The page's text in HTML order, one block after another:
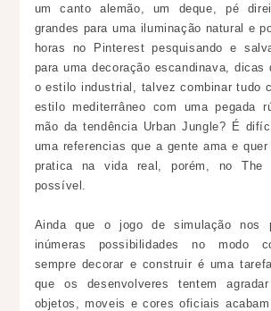
um canto alemão, um deque, pé
grandes para uma iluminação natural e
horas no Pinterest pesquisando e
para uma decoração escandinava, dicas
o estilo industrial, talvez combinar tudo
estilo mediterrâneo com uma pegada
mão da tendência Urban Jungle? É
uma referencias que a gente ama e
pratica na vida real, porém, no
possível.
Ainda que o jogo de simulação nos
inúmeras possibilidades no modo
sempre decorar e construir é uma
que os desenvolveres tentem
objetos, moveis e cores oficiais